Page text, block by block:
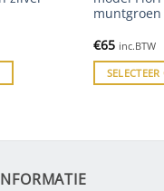
muntgroen
€65 inc.BTW